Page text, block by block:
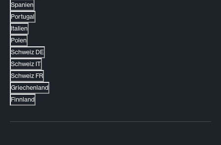
Spanien
Portugal
Italien
Polen
Schweiz DE
Schweiz IT
Schweiz FR
Griechenland
Finnland